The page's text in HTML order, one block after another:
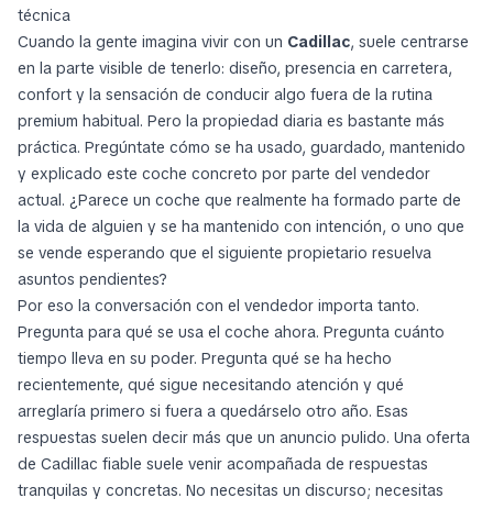
técnica
Cuando la gente imagina vivir con un Cadillac, suele centrarse
en la parte visible de tenerlo: diseño, presencia en carretera,
confort y la sensación de conducir algo fuera de la rutina
premium habitual. Pero la propiedad diaria es bastante más
práctica. Pregúntate cómo se ha usado, guardado, mantenido
y explicado este coche concreto por parte del vendedor
actual. ¿Parece un coche que realmente ha formado parte de
la vida de alguien y se ha mantenido con intención, o uno que
se vende esperando que el siguiente propietario resuelva
asuntos pendientes?
Por eso la conversación con el vendedor importa tanto.
Pregunta para qué se usa el coche ahora. Pregunta cuánto
tiempo lleva en su poder. Pregunta qué se ha hecho
recientemente, qué sigue necesitando atención y qué
arreglaría primero si fuera a quedárselo otro año. Esas
respuestas suelen decir más que un anuncio pulido. Una oferta
de Cadillac fiable suele venir acompañada de respuestas
tranquilas y concretas. No necesitas un discurso; necesitas